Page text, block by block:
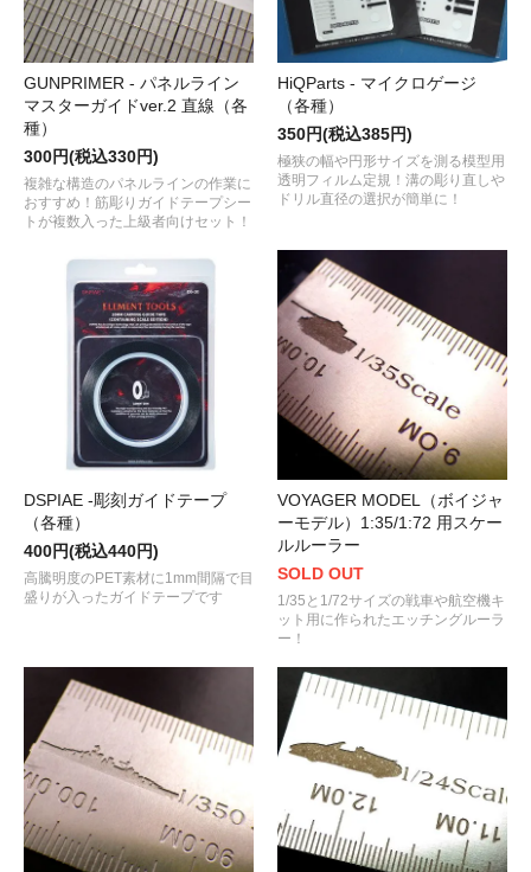
GUNPRIMER - パネルライン
マスターガイドver.2 直線（各
種）
300円(税込330円)
複雑な構造のパネルラインの作業に
おすすめ！筋彫りガイドテープシー
トが複数入った上級者向けセット！
HiQParts - マイクロゲージ
（各種）
350円(税込385円)
極狭の幅や円形サイズを測る模型用
透明フィルム定規！溝の彫り直しや
ドリル直径の選択が簡単に！
DSPIAE -彫刻ガイドテープ
（各種）
400円(税込440円)
高騰明度のPET素材に1mm間隔で目
盛りが入ったガイドテープです
VOYAGER MODEL（ボイジャ
ーモデル）1:35/1:72 用スケー
ルルーラー
SOLD OUT
1/35と1/72サイズの戦車や航空機キ
ット用に作られたエッチングルーラ
ー！